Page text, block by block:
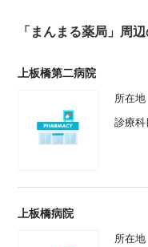
「まんまる薬局」周
上板橋第二病院
所在地
診療科
上板橋病院
所在地